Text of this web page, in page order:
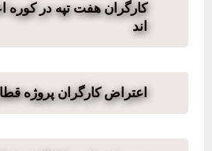
کارگران هفت تپه در کوره
اند
اعتراض کارگران پروژه